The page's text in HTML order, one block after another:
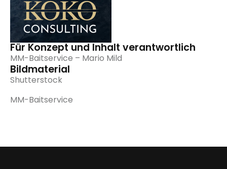
Für Konzept und Inhalt verantwortlich
MM-Baitservice – Mario Mild
Bildmaterial
Shutterstock
MM-Baitservice